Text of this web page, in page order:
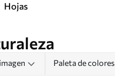
Hojas
Paleta de colores